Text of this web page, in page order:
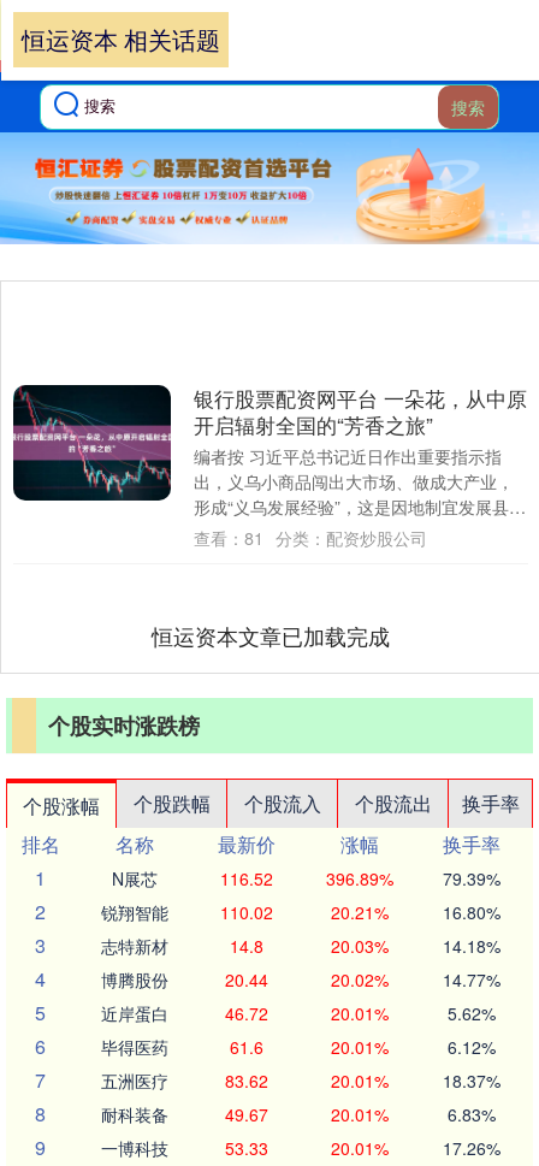
搜索
恒运资本 相关话题
银行股票配资网平台 一朵花，从中原
开启辐射全国的“芳香之旅”
编者按 习近平总书记近日作出重要指示指
出，义乌小商品闯出大市场、做成大产业，
形成“义乌发展经验”，这是因地制宜发展县域
经济的成功实践。 以小品类孕育大产业、以
查看： 81 分类： 配资炒股公司
恒运资本文章已加载完成
个股实时涨跌榜
个股涨幅 个股跌幅 个股流入 个股流出
换手率
排名
名称 最新价 涨幅
换手率
1
N展芯 116.52 396.89% 79.39%
2 锐翔智能 110.02 20.21% 16.80%
3 志特新材 14.8 20.03% 14.18%
4 博腾股份 20.44 20.02% 14.77%
5 近岸蛋白 46.72 20.01% 5.62%
6 毕得医药 61.6 20.01% 6.12%
7 五洲医疗 83.62 20.01% 18.37%
8 耐科装备 49.67 20.01% 6.83%
9 一博科技 53.33 20.01% 17.26%